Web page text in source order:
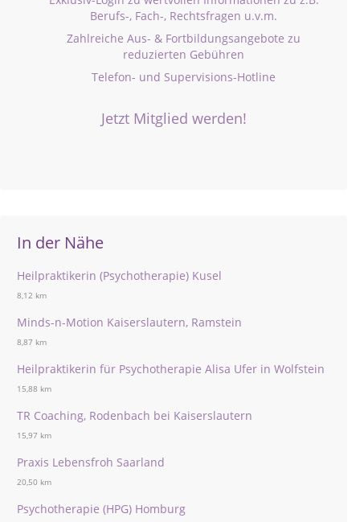
Berufs-, Fach-, Rechtsfragen u.v.m.
Zahlreiche Aus- & Fortbildungsangebote zu
reduzierten Gebühren
Telefon- und Supervisions-Hotline
Jetzt Mitglied werden!
In der Nähe
Heilpraktikerin (Psychotherapie) Kusel
8,12 km
Minds-n-Motion Kaiserslautern, Ramstein
8,87 km
Heilpraktikerin für Psychotherapie Alisa Ufer in Wolfstein
15,88 km
TR Coaching, Rodenbach bei Kaiserslautern
15,97 km
Praxis Lebensfroh Saarland
20,50 km
Psychotherapie (HPG) Homburg